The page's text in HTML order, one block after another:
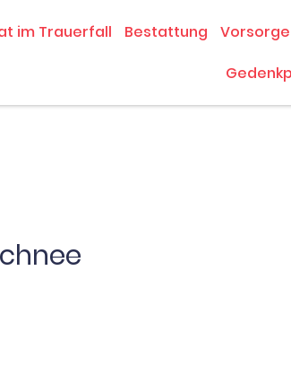
im Trauerfall Bestattung Vorsorge